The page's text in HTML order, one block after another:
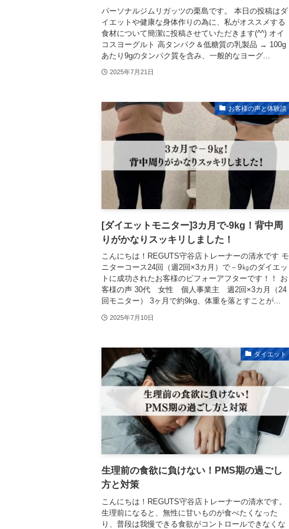
パーソナルジムリガッツの栗島です。 本日の投稿はダ
イエットや健康な身体作りの為に、私がオススメする
食材について簡潔に投稿させていただきます(^^) オイ
コスヨーグルト 高タンパク＆低糖質の乳製品 → 100g
あたり9gのタンパク質を含み、一般的なヨーグ...
2025年7月21日
お客様の声と体験談
[ダイエットモニター]3カ月で-9kg！背中周
りがかなりスッキリしました！
こんにちは！REGUTS守谷店トレーナーの清水です モ
ニターコース24回（週2回×3カ月）で－9㎏のダイエッ
トに成功されたお客様のビフォーアフターです！！ お
客様の声 30代 女性 個人事業主 週2回×3カ月（24
回モニター） 3ヶ月で約9kg、体重を落とすことが...
2025年7月10日
ダイエット
生理前の食欲に負けない！PMS期の過ごし
方と対策
こんにちは！REGUTS守谷店トレーナーの清水です。
生理前になると、無性に甘いものが食べたくなった
り、普段は我慢できる食欲がコントロールできなくな